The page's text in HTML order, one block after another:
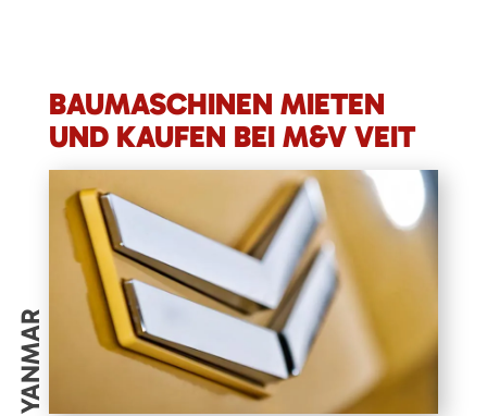
BAUMASCHINEN MIETEN
UND KAUFEN BEI M&V VEIT
YANMAR